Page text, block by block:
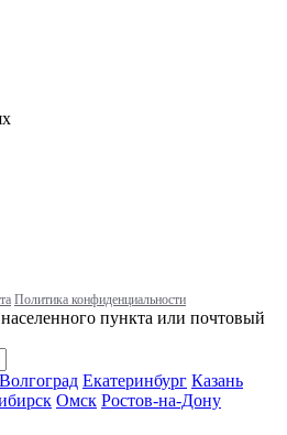
Политика конфиденциальности
пункта или почтовый
Волгоград Екатеринбург Казань
Омск Ростов-на-Дону